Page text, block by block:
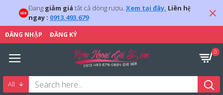
Đang giảm giá tất cả dòng rượu. Xem tại đây. Liên hệ
ngay : 0913.493.679
ĐĂNG NHẬP ĐĂNG KÝ
0
All